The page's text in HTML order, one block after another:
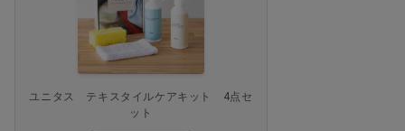
ユニタス テキスタイルケアキット 4点セ
ット